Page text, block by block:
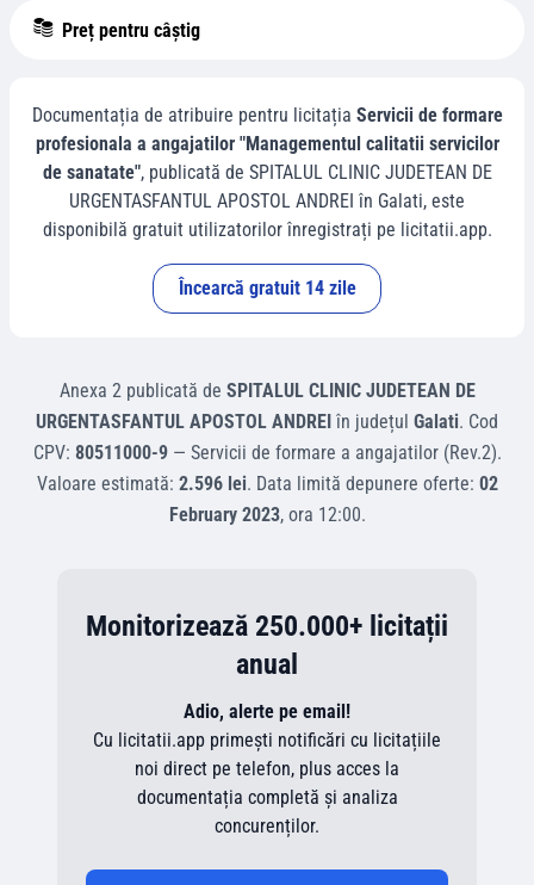
Preț pentru câștig
Documentația de atribuire pentru licitația Servicii de formare
profesionala a angajatilor "Managementul calitatii servicilor
de sanatate", publicată de SPITALUL CLINIC JUDETEAN DE
URGENTASFANTUL APOSTOL ANDREI în Galati, este
disponibilă gratuit utilizatorilor înregistrați pe licitatii.app.
Încearcă gratuit 14 zile
Anexa 2publicată de SPITALUL CLINIC JUDETEAN DE
URGENTASFANTUL APOSTOL ANDREI în județul Galati. Cod
CPV: 80511000-9— Servicii de formare a angajatilor (Rev.2).
Valoare estimată: 2.596 lei. Data limită depunere oferte: 02
February 2023, ora 12:00.
Monitorizează 250.000+ licitații
anual
Adio, alerte pe email!
Cu licitatii.app primești notificări cu licitațiile
noi direct pe telefon, plus acces la
documentația completă și analiza
concurenților.